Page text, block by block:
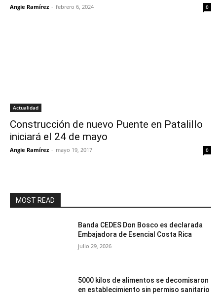
Angie Ramírez - febrero 6, 2024 0
Actualidad
Construcción de nuevo Puente en Patalillo
iniciará el 24 de mayo
Angie Ramírez - mayo 19, 2017 0
MOST READ
Banda CEDES Don Bosco es declarada
Embajadora de Esencial Costa Rica
julio 29, 2026
5000 kilos de alimentos se decomisaron
en establecimiento sin permiso sanitario